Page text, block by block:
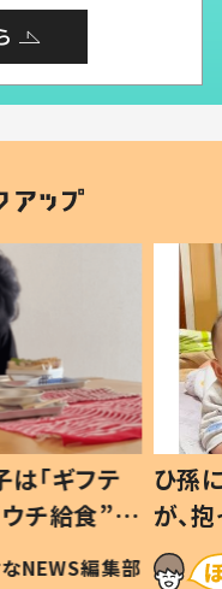
「ギフテ
チ給食”を
令和の親
NEWS編集部
ひ孫
が、
「涙